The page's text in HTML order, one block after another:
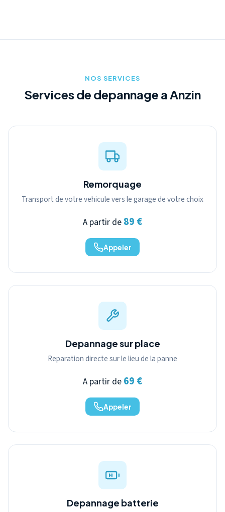
NOS SERVICES
Services de depannage a Anzin
Remorquage
Transport de votre vehicule vers le garage de votre choix
A partir de 89 €
Appeler
Depannage sur place
Reparation directe sur le lieu de la panne
A partir de 69 €
Appeler
Depannage batterie